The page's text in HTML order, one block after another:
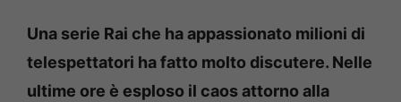
Una serie Rai che ha appassionato milioni di
telespettatori ha fatto molto discutere. Nelle
ultime ore è esploso il caos attorno alla